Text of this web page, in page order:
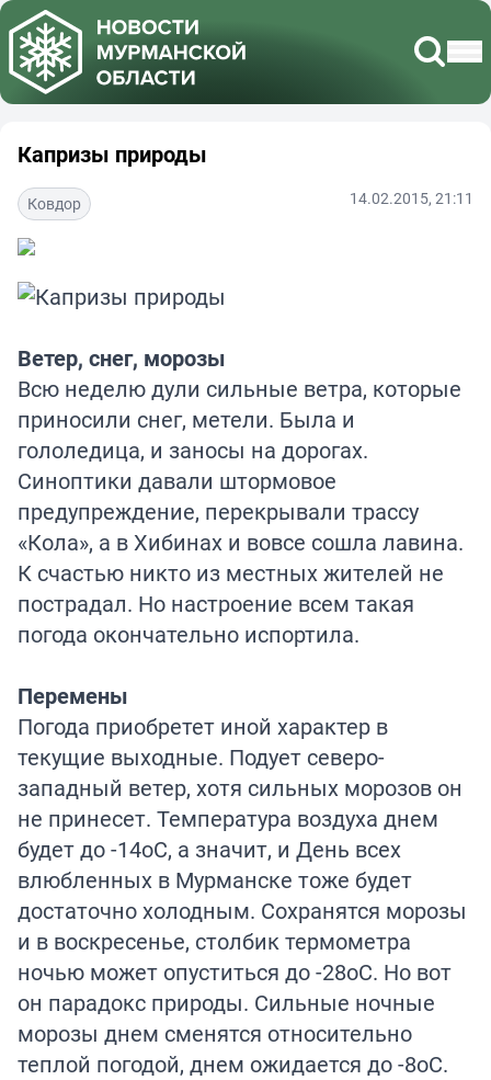
Капризы природы
Ковдор 14.02.2015, 21:11
Ветер, снег, морозы
Всю неделю дули сильные ветра, которые
приносили снег, метели. Была и
гололедица, и заносы на дорогах.
Синоптики давали штормовое
предупреждение, перекрывали трассу
«Кола», а в Хибинах и вовсе сошла лавина.
К счастью никто из местных жителей не
пострадал. Но настроение всем такая
погода окончательно испортила.
Перемены
Погода приобретет иной характер в
текущие выходные. Подует северо-
западный ветер, хотя сильных морозов он
не принесет. Температура воздуха днем
будет до -14оС, а значит, и День всех
влюбленных в Мурманске тоже будет
достаточно холодным. Сохранятся морозы
и в воскресенье, столбик термометра
ночью может опуститься до -28оС. Но вот
он парадокс природы. Сильные ночные
морозы днем сменятся относительно
теплой погодой, днем ожидается до -8оС.